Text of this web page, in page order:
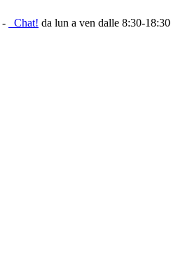
- Chat! da lun a ven dalle 8:30-18:30